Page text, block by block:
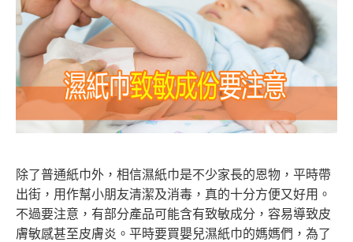
除了普通紙巾外，相信濕紙巾是不少家長的恩物，平時帶
出街，用作幫小朋友清潔及消毒，真的十分方便又好用。
不過要注意，有部分產品可能含有致敏成分，容易導致皮
膚敏感甚至皮膚炎。 平時要買嬰兒濕紙巾的媽媽們，為了